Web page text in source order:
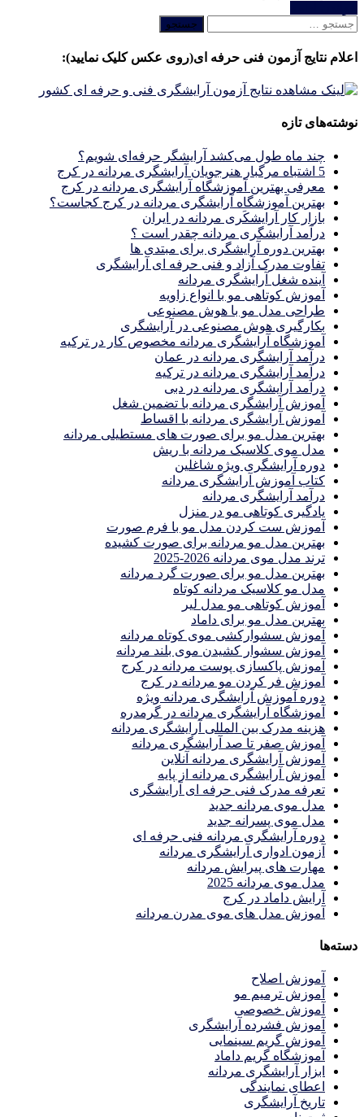
جستجو
اعلام نتایج آزمون فنی حرفه ای(روی عکس کلیک نمایید):
نوشته‌های تازه
چند ماه طول می‌کشد آرایشگر حرفه‌ای شویم؟
5 اشتباه مرگبار هنرجویان آرایشگری مردانه در کرج
معرفی بهترین آموزشگاه آرایشگری مردانه در کرج
بهترین آموزشگاه آرایشگری مردانه در کرج کجاست؟
بازار كار آرايشكَرى مردانه در ايران
درآمد آرایشگری مردانه چقدر است ؟
بهترین دوره آرایشگری برای مبتدی ها
تفاوت مدرک آزاد و فنی حرفه ای آرایشگری
آینده شغل آرایشگری مردانه
آموزش کوتاهی مو با انواع زاویه
طراحی مدل مو با هوش مصنوعی
بکارگیری هوش مصنوعی در آرایشگری
آموزشگاه آرایشگری مردانه مخصوص کار در ترکیه
درآمد آرایشگری مردانه در عمان
درآمد آرایشگری مردانه در ترکیه
درآمد آرایشگری مردانه در دبی
آموزش آرایشگری مردانه با تضمین شغل
آموزش آرایشگری مردانه با اقساط
بهترین مدل مو برای صورت های مستطیلی مردانه
مدل موی کلاسیک مردانه با ریش
دوره آرایشگری ویژه شاغلین
کتاب آموزش آرایشگری مردانه
درآمد آرایشگری مردانه
یادگیری كوتاهى مو در منزل
آموزش ست كردن مدل مو با فرم صورت
بهترین مدل مو مردانه برای صورت کشیده
ترند مدل موی مردانه 2026-2025
بهترين مدل مو براى صورت گرد مردانه
مدل مو کلاسیک مردانه کوتاه
آموزش کوتاهی مو مدل لیر
بهترین مدل مو برای داماد
آموزش سشوارکشی موی کوتاه مردانه
آموزش سشوار کشیدن موی بلند مردانه
آموزش پاکسازی پوست مردانه در کرج
آموزش فر کردن مو مردانه در کرج
دوره آموزش آرایشگری مردانه ویژه
آموزشگاه آرایشگری مردانه در گرمدره
هزینه مدرک بین المللی آرایشگری مردانه
آموزش صفر تا صد آرایشگری مردانه
آموزش آرایشگری مردانه آنلاین
آموزش آرایشگری مردانه از پایه
تعرفه مدرک فنی حرفه ای آرایشگری
مدل موی مردانه جدید
مدل موی پسرانه جدید
دوره آرایشگری مردانه فنی حرفه ای
آزمون ادواری آرایشگری مردانه
مهارت های پیرایش مردانه
مدل موی مردانه 2025
آرایش داماد در کرج
آموزش مدل های موی مدرن مردانه
دسته‌ها
آموزش اصلاح
آموزش ترمیم مو
آموزش خصوصی
آموزش فشرده آرایشگری
آموزش گریم سینمایی
آموزشگاه گریم داماد
ابزار آرایشگری مردانه
اعطای نمایندگی
تاریخ آرایشگری